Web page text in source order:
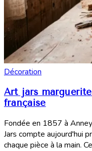
Décoration
Art jars
française
Fondée en 1857 à
Jars compte aujourd'hui
chaque pièce à la main.